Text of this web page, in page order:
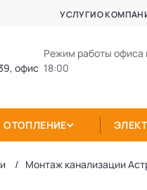
УСЛУГИО
офис
Режим работы офиса
18:00
ОТОПЛЕНИЕ
Монтаж канализации